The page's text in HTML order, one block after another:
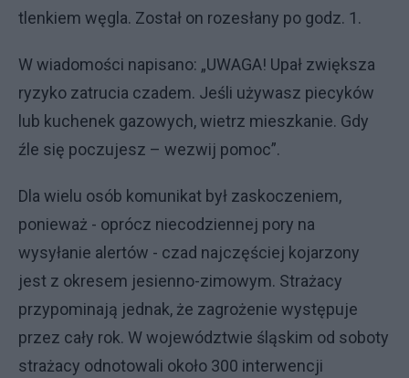
tlenkiem węgla. Został on rozesłany po godz. 1.
W wiadomości napisano: „UWAGA! Upał zwiększa
ryzyko zatrucia czadem. Jeśli używasz piecyków
lub kuchenek gazowych, wietrz mieszkanie. Gdy
źle się poczujesz – wezwij pomoc”.
Dla wielu osób komunikat był zaskoczeniem,
ponieważ - oprócz niecodziennej pory na
wysyłanie alertów - czad najczęściej kojarzony
jest z okresem jesienno-zimowym. Strażacy
przypominają jednak, że zagrożenie występuje
przez cały rok. W województwie śląskim od soboty
strażacy odnotowali około 300 interwencji